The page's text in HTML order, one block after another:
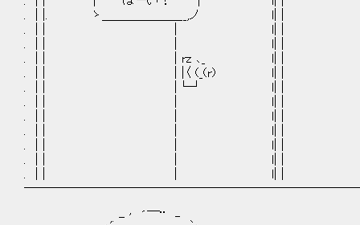
. | |. ゝ＿＿＿＿＿＿__,ノ l| |
. | | | rz ､_ l| |
. | | | |〈 (_(r) l| |
. | | |└┘ l| |
,. - ' ´￣¨ ‐ 、